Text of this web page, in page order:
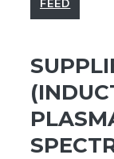
FEED